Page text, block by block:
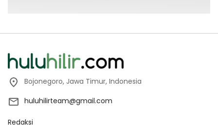
Bojonegoro, Jawa Timur, Indonesia
huluhilirteam@gmail.com
Redaksi